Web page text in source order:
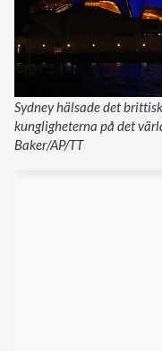
Sydney hälsade det
kungligheterna på det
Baker/AP/TT